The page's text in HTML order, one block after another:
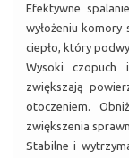
Efektywne
wyłożeniu komory
ciepło, który
Wysoki czopuch
zwiększają
otoczeniem.
zwiększenia
Stabilne i